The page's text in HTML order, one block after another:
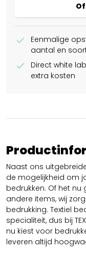
check
Eenmalige
aantal en
check
Direct white
extra kosten
Naast ons
de mogelijkheid om
bedrukken. Of het
andere items, wij
bedrukking. Textiel
specialiteit, dus bij
nu kiest voor
leveren altijd